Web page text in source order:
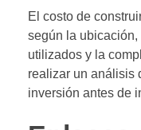
El costo de
según la
utilizados y la
realizar un análisis
inversión antes de